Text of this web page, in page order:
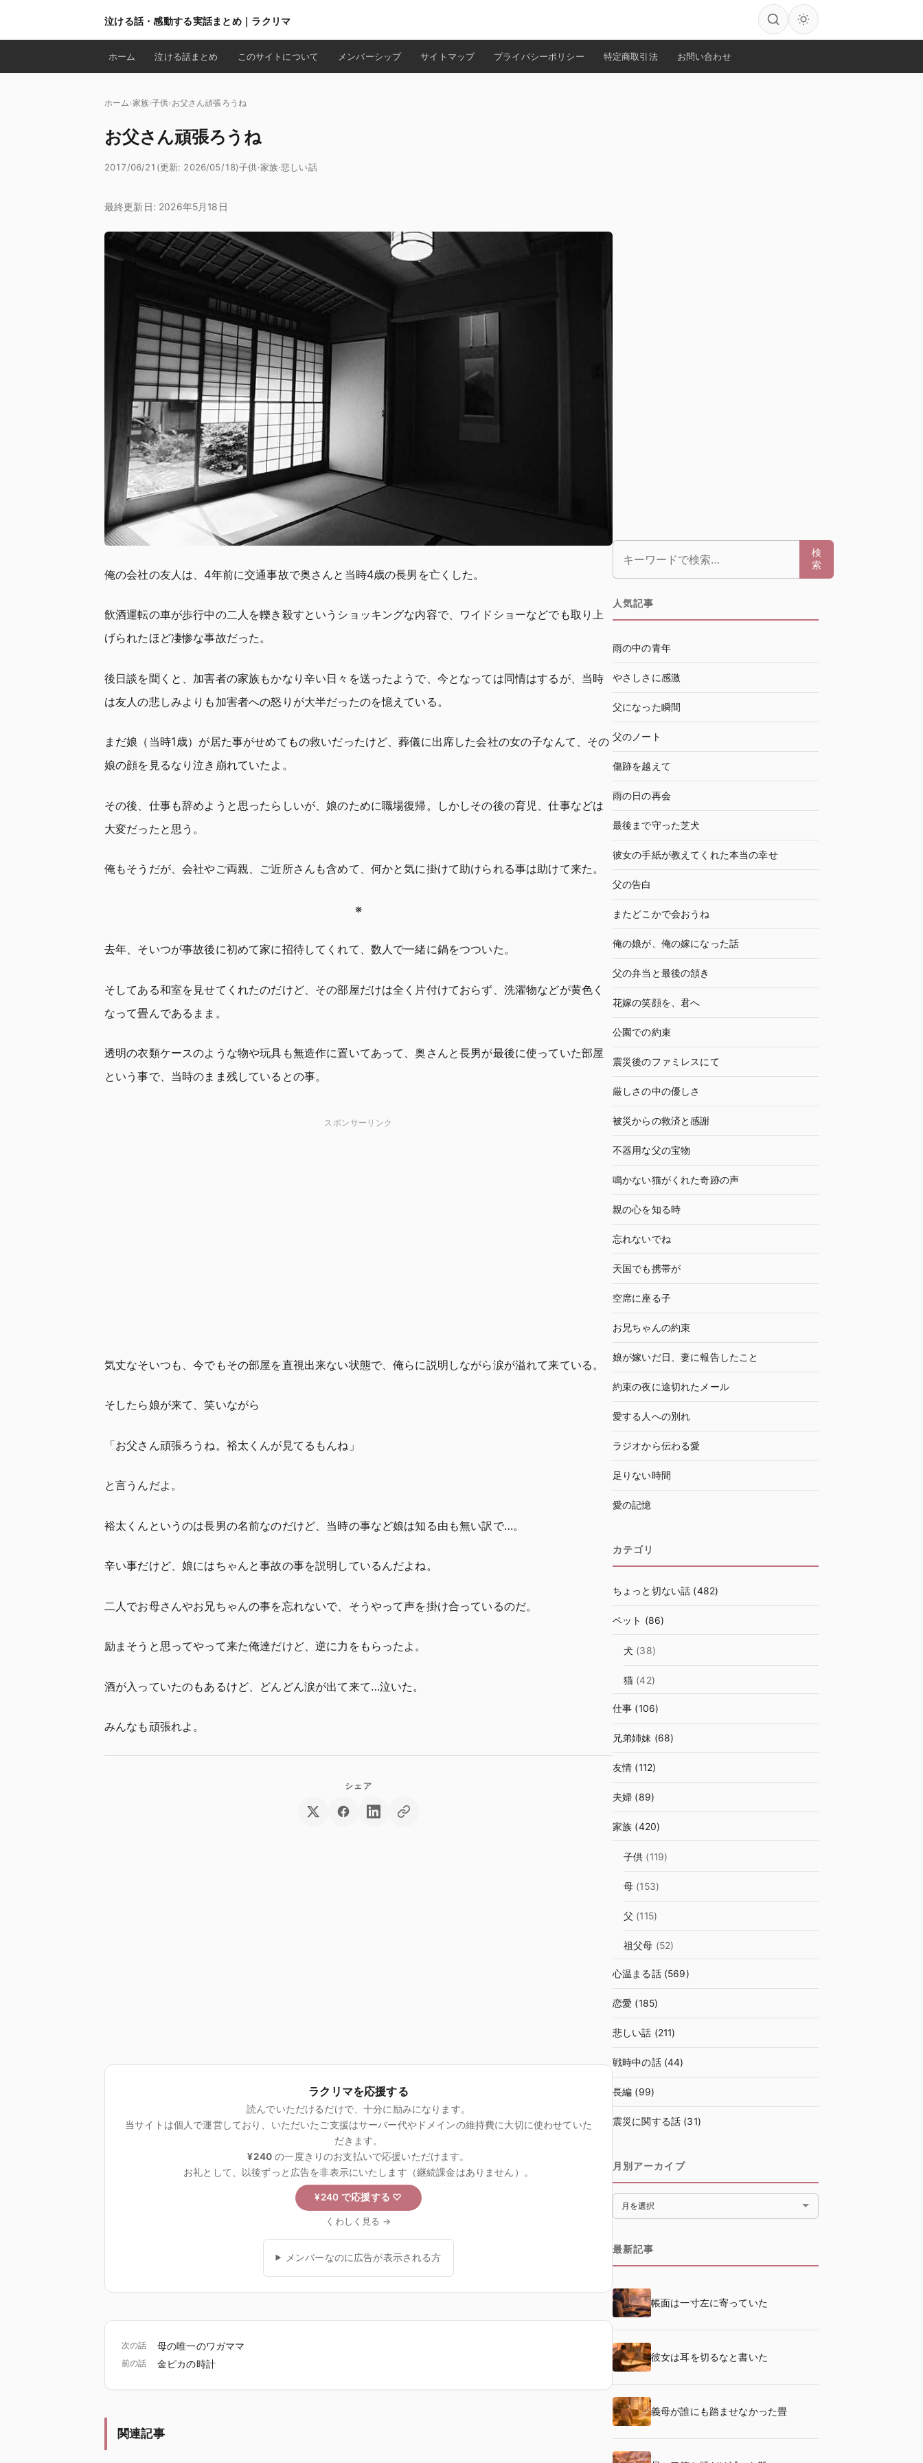
泣ける話・感動する実話まとめ｜ラクリマ
検索
ホーム 泣ける話まとめ このサイトについて メンバーシップ サイトマップ プライバシーポリシー 特定商取引法 お問い合わせ
ホーム 家族 子供 お父さん頑張ろうね
お父さん頑張ろうね
2017/06/21 (更新: 2026/05/18)子供·家族·悲しい話
最終更新日: 2026年5月18日
俺の会社の友人は、4年前に交通事故で奥さんと当時4歳の長男を亡くした。
飲酒運転の車が歩行中の二人を轢き殺すというショッキングな内容で、ワイドショーなどでも取り上
げられたほど凄惨な事故だった。
後日談を聞くと、加害者の家族もかなり辛い日々を送ったようで、今となっては同情はするが、当時
は友人の悲しみよりも加害者への怒りが大半だったのを憶えている。
まだ娘（当時1歳）が居た事がせめてもの救いだったけど、葬儀に出席した会社の女の子なんて、その
娘の顔を見るなり泣き崩れていたよ。
その後、仕事も辞めようと思ったらしいが、娘のために職場復帰。しかしその後の育児、仕事などは
大変だったと思う。
俺もそうだが、会社やご両親、ご近所さんも含めて、何かと気に掛けて助けられる事は助けて来た。
※
去年、そいつが事故後に初めて家に招待してくれて、数人で一緒に鍋をつついた。
そしてある和室を見せてくれたのだけど、その部屋だけは全く片付けておらず、洗濯物などが黄色く
なって畳んであるまま。
透明の衣類ケースのような物や玩具も無造作に置いてあって、奥さんと長男が最後に使っていた部屋
という事で、当時のまま残しているとの事。
スポンサーリンク
気丈なそいつも、今でもその部屋を直視出来ない状態で、俺らに説明しながら涙が溢れて来ている。
そしたら娘が来て、笑いながら
「お父さん頑張ろうね。裕太くんが見てるもんね」
と言うんだよ。
裕太くんというのは長男の名前なのだけど、当時の事など娘は知る由も無い訳で…。
辛い事だけど、娘にはちゃんと事故の事を説明しているんだよね。
二人でお母さんやお兄ちゃんの事を忘れないで、そうやって声を掛け合っているのだ。
励まそうと思ってやって来た俺達だけど、逆に力をもらったよ。
酒が入っていたのもあるけど、どんどん涙が出て来て…泣いた。
みんなも頑張れよ。
ラクリマを応援する
読んでいただけるだけで、十分に励みになります。
当サイトは個人で運営しており、いただいたご支援はサーバー代やドメインの維持費に大切に使わせていた
だきます。
¥240 の一度きりのお支払いで応援いただけます。
お礼として、以後ずっと広告を非表示にいたします（継続課金はありません）。
¥240 で応援する ♡
くわしく見る →
メンバーなのに広告が表示される方
次の話 母の唯一のワガママ
前の話 金ピカの時計
関連記事
検
索
人気記事
雨の中の青年
やさしさに感激
父になった瞬間
父のノート
傷跡を越えて
雨の日の再会
最後まで守った芝犬
彼女の手紙が教えてくれた本当の幸せ
父の告白
またどこかで会おうね
俺の娘が、俺の嫁になった話
父の弁当と最後の頷き
花嫁の笑顔を、君へ
公園での約束
震災後のファミレスにて
厳しさの中の優しさ
被災からの救済と感謝
不器用な父の宝物
鳴かない猫がくれた奇跡の声
親の心を知る時
忘れないでね
天国でも携帯が
空席に座る子
お兄ちゃんの約束
娘が嫁いだ日、妻に報告したこと
約束の夜に途切れたメール
愛する人への別れ
ラジオから伝わる愛
足りない時間
愛の記憶
カテゴリ
ちょっと切ない話 (482)
ペット (86)
犬 (38)
猫 (42)
仕事 (106)
兄弟姉妹 (68)
友情 (112)
夫婦 (89)
家族 (420)
子供 (119)
母 (153)
父 (115)
祖父母 (52)
心温まる話(569)
恋愛 (185)
悲しい話 (211)
戦時中の話(44)
長編 (99)
震災に関する話 (31)
月別アーカイブ
月別アーカイブ
最新記事
帳面は一寸左に寄っていた
彼女は耳を切るなと書いた
義母が誰にも踏ませなかった畳